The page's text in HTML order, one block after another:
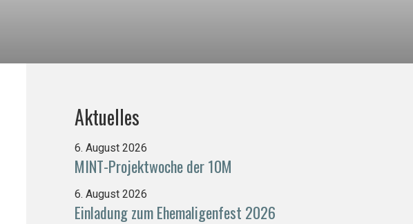
Aktuelles
6. August 2026
MINT-Projektwoche der 10M
6. August 2026
Einladung zum Ehemaligenfest 2026